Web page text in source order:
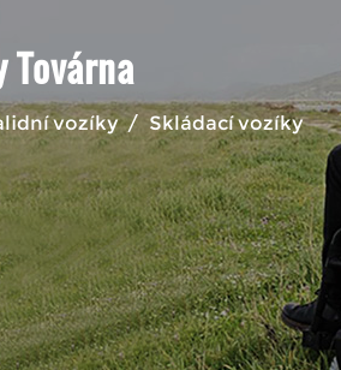
vozíky / Skládací vozíky